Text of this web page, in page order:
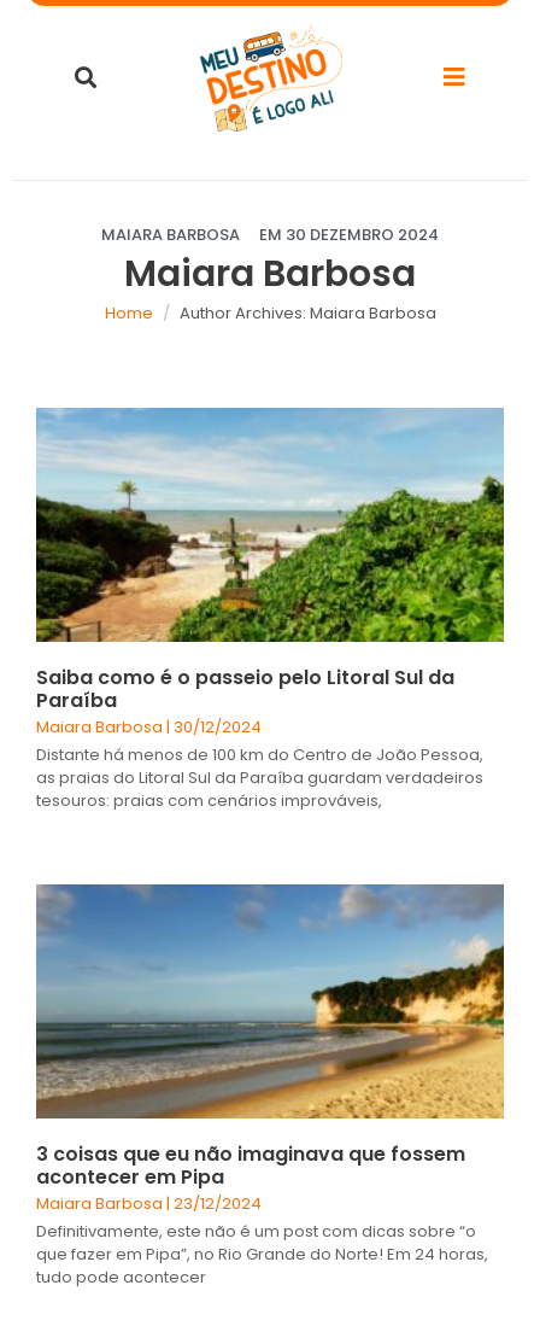
MAIARA BARBOSA EM 30 DEZEMBRO 2024
Maiara Barbosa
Home Author Archives: Maiara Barbosa
Saiba como é o passeio pelo Litoral Sul da
Paraíba
Maiara Barbosa 30/12/2024
Distante há menos de 100 km do Centro de João Pessoa,
as praias do Litoral Sul da Paraíba guardam verdadeiros
tesouros: praias com cenários improváveis,
3 coisas que eu não imaginava que fossem
acontecer em Pipa
Maiara Barbosa 23/12/2024
Definitivamente, este não é um post com dicas sobre “o
que fazer em Pipa”, no Rio Grande do Norte! Em 24 horas,
tudo pode acontecer